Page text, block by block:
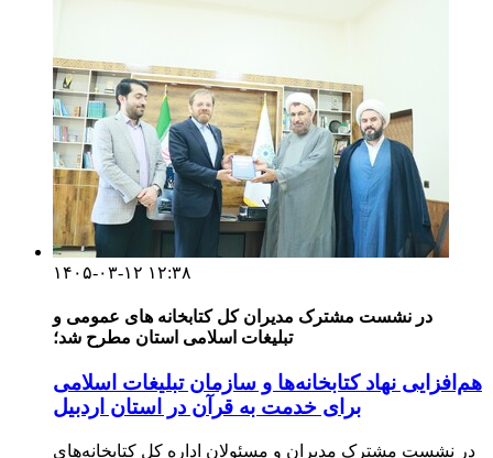
۱۴۰۵-۰۳-۱۲ ۱۲:۳۸
در نشست مشترک مدیران کل کتابخانه های عمومی و
تبلیغات اسلامی استان مطرح شد؛
هم‌افزایی نهاد کتابخانه‌ها و سازمان تبلیغات اسلامی
برای خدمت به قرآن در استان اردبیل
در نشست مشترک مدیران و مسئولان اداره کل کتابخانه‌های